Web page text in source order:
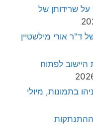
שרידותן של
ד"ר אורי מילשטיין
לפתוח
בתמונות, מיולי